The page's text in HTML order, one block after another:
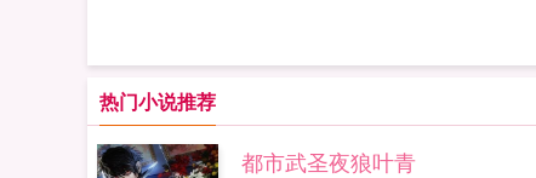
热门小说推荐
都市武圣夜狼叶青